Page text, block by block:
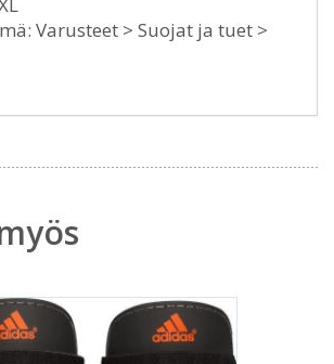
Varusteet > Suojat ja tuet >